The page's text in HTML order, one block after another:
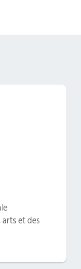
et des